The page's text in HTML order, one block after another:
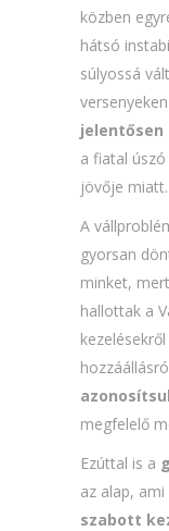
közben
hátsó
súlyossá
a fiatal
jövője miatt.
A
gyorsan
minket,
hallottak a
megfelelő
Ezúttal is a
az alap,
szabott